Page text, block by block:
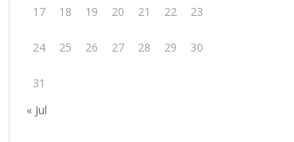
17 18 19 20 21 22 23
24 25 26 27 28 29 30
31
« Jul